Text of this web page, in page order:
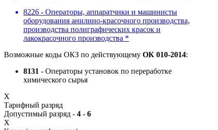
8226 - Операторы, аппаратчики и машинисты
оборудования анилино-красочного производства,
производства полиграфических красок и
лакокрасочного производства *
Возможные коды ОКЗ по действующему ОК 010-2014:
8131 - Операторы установок по переработке
химического сырья
X
Тарифный разряд
Допустимый разряд - 4 - 6
X